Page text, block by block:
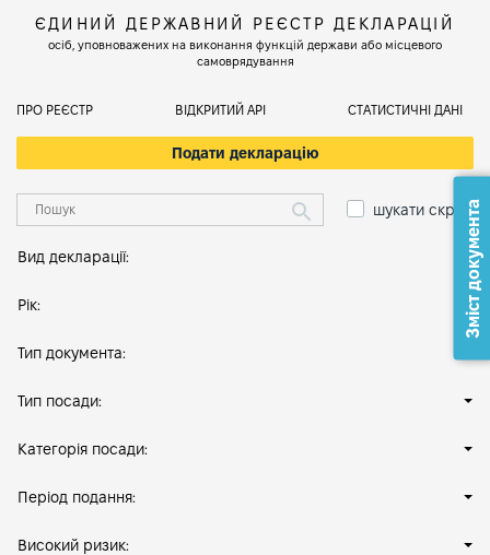
ЄДИНИЙ ДЕРЖАВНИЙ РЕЄСТР ДЕКЛАРАЦІЙ
осіб, уповноважених на виконання функцій держави або місцевого
самоврядування
ПРО РЕЄСТР ВІДКРИТИЙ АРІ СТАТИСТИЧНІ ДАНІ
Подати декларацію
шукати скрізь
Вид декларації:
Рік:
Тип документа:
Тип посади:
Категорія посади:
Період подання:
Високий ризик:
Зміст документа